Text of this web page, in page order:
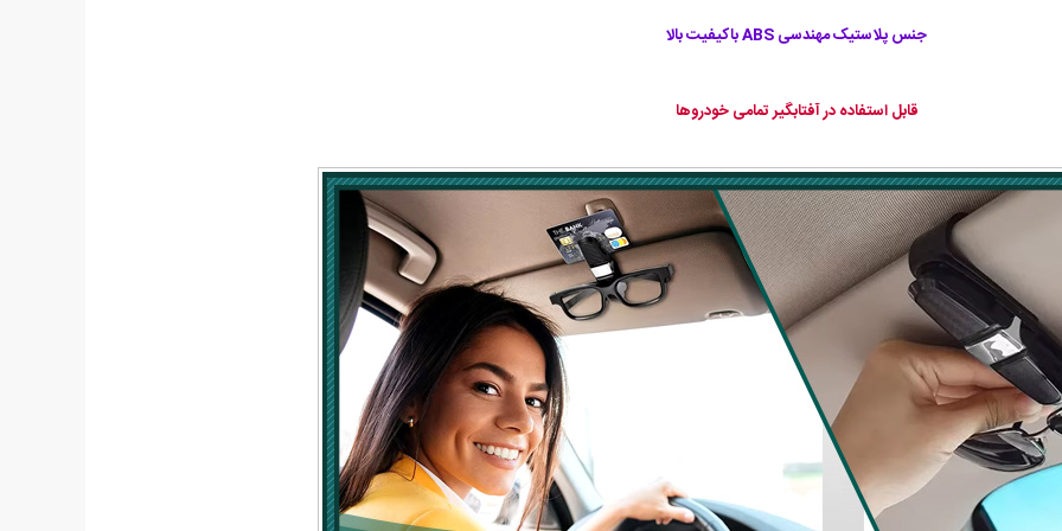
جنس پلاستیک مهندسی ABS باکیفیت بالا
قابل استفاده در آفتابگیر تمامی خودروها